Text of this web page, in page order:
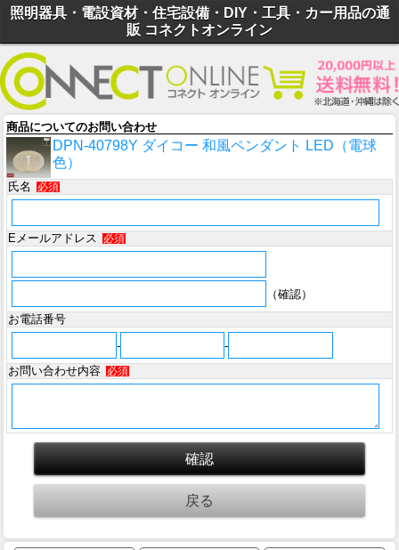
照明器具・電設資材・住宅設備・DIY・工具・カー用品の通
販 コネクトオンライン
商品についてのお問い合わせ
DPN-40798Y ダイコー 和風ペンダント LED（電球
色）
氏名 必須
Eメールアドレス 必須
（確認）
お電話番号
-
-
お問い合わせ内容
必須